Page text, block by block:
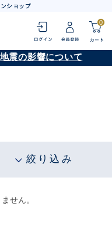
ショップ
0
震の影響について
絞り込み
せん。